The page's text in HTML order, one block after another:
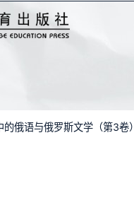
俄语与俄罗斯文学（第3卷）